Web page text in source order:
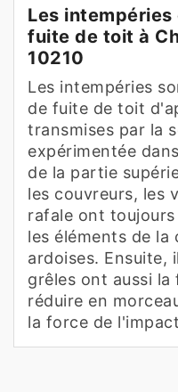
Les
fuite de toit à
10210
Les intempéries
de fuite de toit
transmises par la
expérimentée
de la partie
les couvreurs, les
rafale ont
les éléments de la
ardoises. Ensuite,
grêles ont aussi la
réduire en
la force de